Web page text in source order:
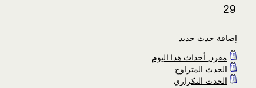
29
إضافة حدث جديد
مفرد, أحداث هذا اليوم
الحدث المتراوح
الحدث التكراري